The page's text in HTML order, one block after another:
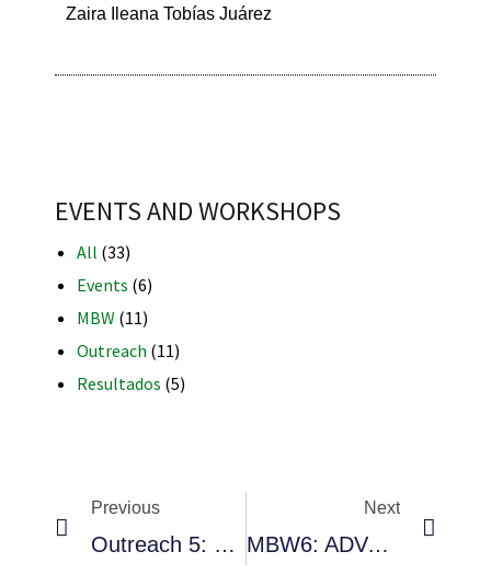
Zaira Ileana Tobías Juárez
EVENTS AND WORKSHOPS
All (33)
Events (6)
MBW (11)
Outreach (11)
Resultados (5)
Previous
Outreach 5: Universum, CDMX
Next
MBW6: ADVANCED MICROSCOPY TECHNIQUES, SUPERRESOLUTION